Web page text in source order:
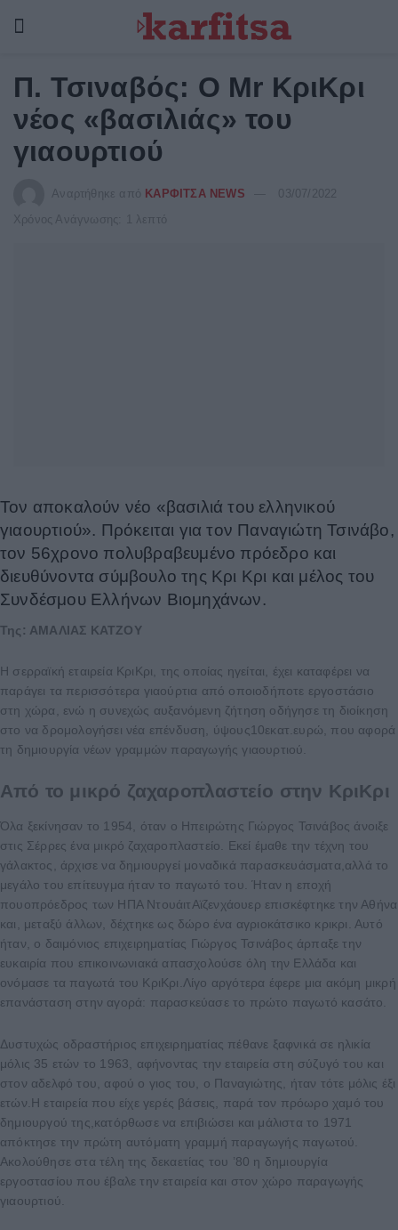
Π. Τσιναβός: Ο Mr ΚριΚρι
νέος «βασιλιάς» του
γιαουρτιού
Αναρτήθηκε από ΚΑΡΦΙΤΣΑ NEWS
03/07/2022
Χρόνος Ανάγνωσης: 1 λεπτό
Τον αποκαλούν νέο «βασιλιά του ελληνικού
γιαουρτιού». Πρόκειται για τον Παναγιώτη Τσινάβο,
τον 56χρονο πολυβραβευμένο πρόεδρο και
διευθύνοντα σύμβουλο της Κρι Κρι και μέλος του
Συνδέσμου Ελλήνων Βιομηχάνων.
Της: ΑΜΑΛΙΑΣ ΚΑΤΖΟΥ
Η σερραϊκή εταιρεία ΚριΚρι, της οποίας ηγείται, έχει καταφέρει να
παράγει τα περισσότερα γιαούρτια από οποιοδήποτε εργοστάσιο
στη χώρα, ενώ η συνεχώς αυξανόμενη ζήτηση οδήγησε τη διοίκηση
στο να δρομολογήσει νέα επένδυση, ύψους10εκατ.ευρώ, που αφορά
τη δημιουργία νέων γραμμών παραγωγής γιαουρτιού.
Από το μικρό ζαχαροπλαστείο στην ΚριΚρι
Όλα ξεκίνησαν το 1954, όταν ο Ηπειρώτης Γιώργος Τσινάβος άνοιξε
στις Σέρρες ένα μικρό ζαχαροπλαστείο. Εκεί έμαθε την τέχνη του
γάλακτος, άρχισε να δημιουργεί μοναδικά παρασκευάσματα,αλλά το
μεγάλο του επίτευγμα ήταν το παγωτό του. Ήταν η εποχή
πουοπρόεδρος των ΗΠΑ ΝτουάιτΑϊζενχάουερ επισκέφτηκε την Αθήνα
και, μεταξύ άλλων, δέχτηκε ως δώρο ένα αγριοκάτσικο κρικρι. Αυτό
ήταν, ο δαιμόνιος επιχειρηματίας Γιώργος Τσινάβος άρπαξε την
ευκαιρία που επικοινωνιακά απασχολούσε όλη την Ελλάδα και
ονόμασε τα παγωτά του ΚριΚρι.Λίγο αργότερα έφερε μια ακόμη μικρή
επανάσταση στην αγορά: παρασκεύασε το πρώτο παγωτό κασάτο.
Δυστυχώς οδραστήριος επιχειρηματίας πέθανε ξαφνικά σε ηλικία
μόλις 35 ετών το 1963, αφήνοντας την εταιρεία στη σύζυγό του και
στον αδελφό του, αφού ο γιος του, ο Παναγιώτης, ήταν τότε μόλις έξι
ετών.Η εταιρεία που είχε γερές βάσεις, παρά τον πρόωρο χαμό του
δημιουργού της,κατόρθωσε να επιβιώσει και μάλιστα το 1971
απόκτησε την πρώτη αυτόματη γραμμή παραγωγής παγωτού.
Ακολούθησε στα τέλη της δεκαετίας του ’80 η δημιουργία
εργοστασίου που έβαλε την εταιρεία και στον χώρο παραγωγής
γιαουρτιού.